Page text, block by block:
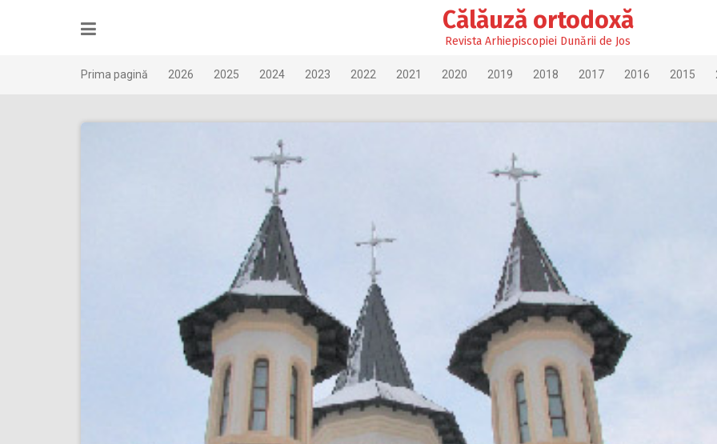
Călăuză ortodoxă
Revista Arhiepiscopiei Dunării de Jos
Prima pagină 2026 2025 2024 2023 2022 2021 2020 2019 2018 2017 2016 2015